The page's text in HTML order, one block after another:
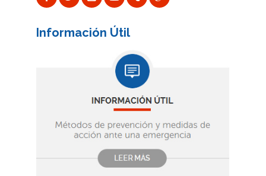
Información Útil